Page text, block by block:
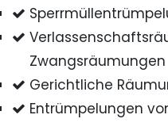
Zwangsräumungen
Gerichtliche
Entrümpelungen